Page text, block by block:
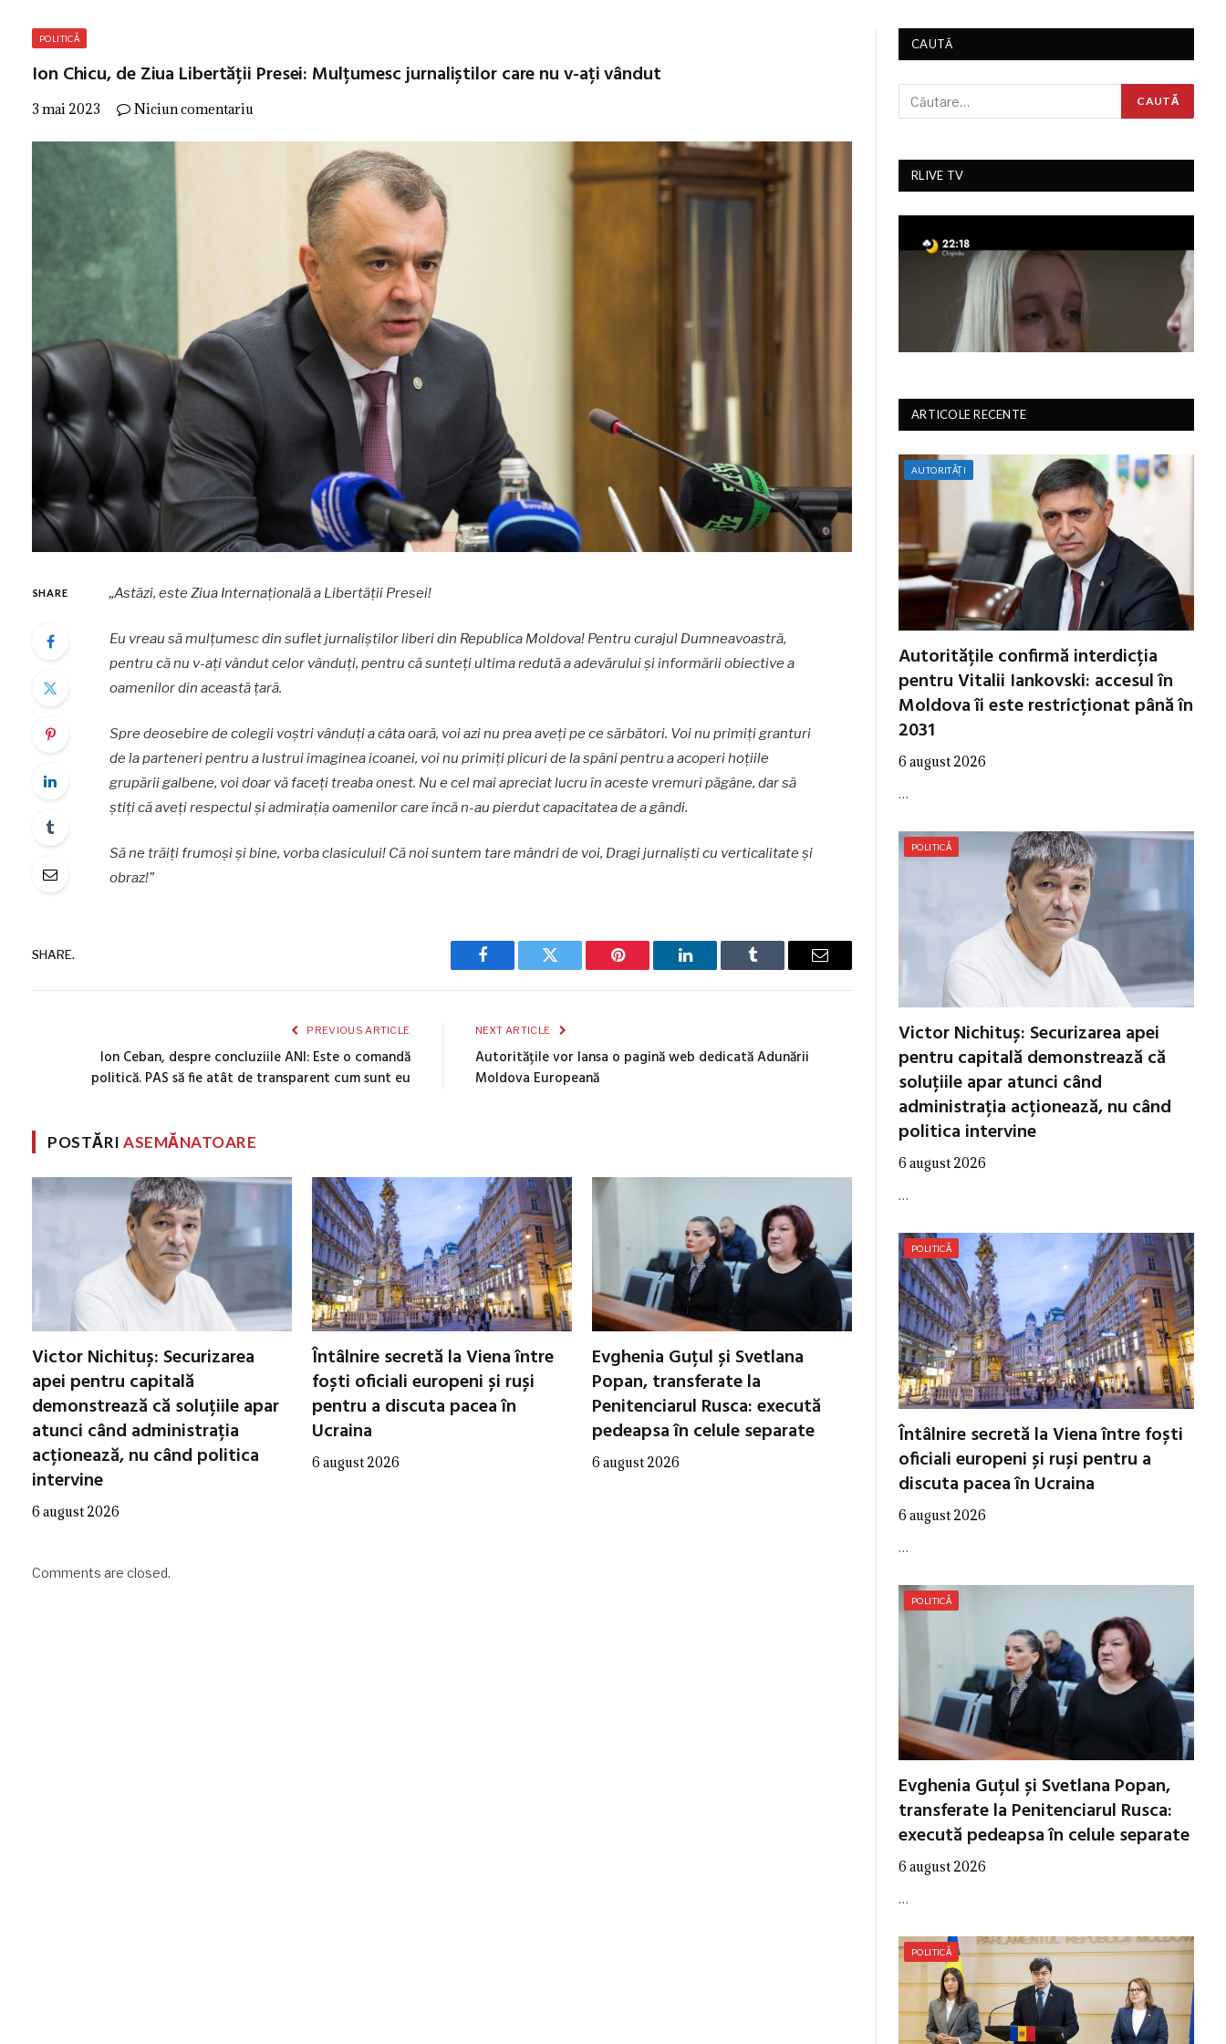
POLITICĂ
Ion Chicu, de Ziua Libertății Presei: Mulțumesc jurnaliștilor care nu v-ați vândut
3 mai 2023 Niciun comentariu
SHARE „Astăzi, este Ziua Internațională a Libertății Presei!
Eu vreau să mulțumesc din suflet jurnaliștilor liberi din Republica Moldova! Pentru curajul Dumneavoastră,
pentru că nu v-ați vândut celor vânduți, pentru că sunteți ultima redută a adevărului și informării obiective a
oamenilor din această țară.
Spre deosebire de colegii voștri vânduți a câta oară, voi azi nu prea aveți pe ce sărbători. Voi nu primiți granturi
de la parteneri pentru a lustrui imaginea icoanei, voi nu primiți plicuri de la spâni pentru a acoperi hoțiile
grupării galbene, voi doar vă faceți treaba onest. Nu e cel mai apreciat lucru în aceste vremuri păgâne, dar să
știți că aveți respectul și admirația oamenilor care încă n-au pierdut capacitatea de a gândi.
Să ne trăiți frumoși și bine, vorba clasicului! Că noi suntem tare mândri de voi, Dragi jurnaliști cu verticalitate și
obraz!”
SHARE.
Facebook Twitter Pinterest LinkedIn Tumblr Email
PREVIOUS ARTICLE
Ion Ceban, despre concluziile ANI: Este o comandă
politică. PAS să fie atât de transparent cum sunt eu
NEXT ARTICLE
Autoritățile vor lansa o pagină web dedicată Adunării
Moldova Europeană
POSTĂRIASEMĂNATOARE
Victor Nichituș: Securizarea
apei pentru capitală
demonstrează că soluțiile apar
atunci când administrația
acționează, nu când politica
intervine
6 august 2026
Întâlnire secretă la Viena între
foști oficiali europeni și ruși
pentru a discuta pacea în
Ucraina
6 august 2026
Evghenia Guțul și Svetlana
Popan, transferate la
Penitenciarul Rusca: execută
pedeapsa în celule separate
6 august 2026
Comments are closed.
CAUTĂ
RLIVE TV
ARTICOLE RECENTE
AUTORITĂȚI
Autoritățile confirmă interdicția
pentru Vitalii Iankovski: accesul în
Moldova îi este restricționat până în
2031
6 august 2026
…
POLITICĂ
Victor Nichituș: Securizarea apei
pentru capitală demonstrează că
soluțiile apar atunci când
administrația acționează, nu când
politica intervine
6 august 2026
…
POLITICĂ
Întâlnire secretă la Viena între foști
oficiali europeni și ruși pentru a
discuta pacea în Ucraina
6 august 2026
…
POLITICĂ
Evghenia Guțul și Svetlana Popan,
transferate la Penitenciarul Rusca:
execută pedeapsa în celule separate
6 august 2026
…
POLITICĂ